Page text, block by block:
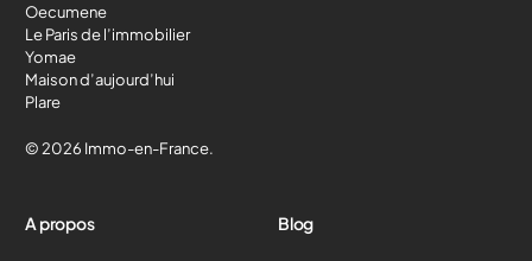
Oecumene
Le Paris de l’immobilier
Yomae
Maison d’aujourd’hui
Plare
© 2026 Immo-en-France.
A propos Blog